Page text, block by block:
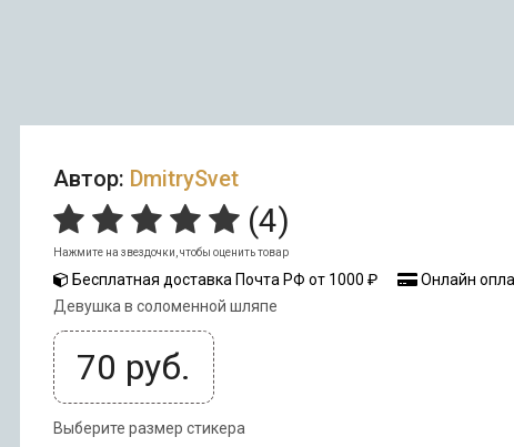
Автор: DmitrySvet
(4)
Нажмите на звездочки, чтобы оценить товар
Бесплатная доставка Почта РФ от 1000 ₽
Онлайн
Девушка в соломенной шляпе
70 руб.
Выберите размер стикера